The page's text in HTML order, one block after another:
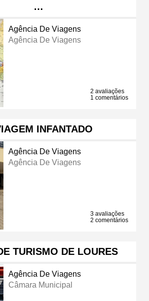
…
Agência De Viagens
Agência De Viagens
2 avaliações
1 comentários
INFANTADO
Agência De Viagens
Agência De Viagens
3 avaliações
2 comentários
TURISMO DE LOURES
Agência De Viagens
Câmara Municipal